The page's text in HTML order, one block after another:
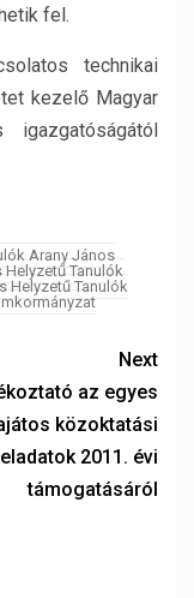
fel.
technikai
kezelő Magyar
igazgatóságától
Arany János
Helyzetű Tanulók
Helyzetű Tanulók
Next
az egyes
közoktatási
2011. évi
támogatásáról